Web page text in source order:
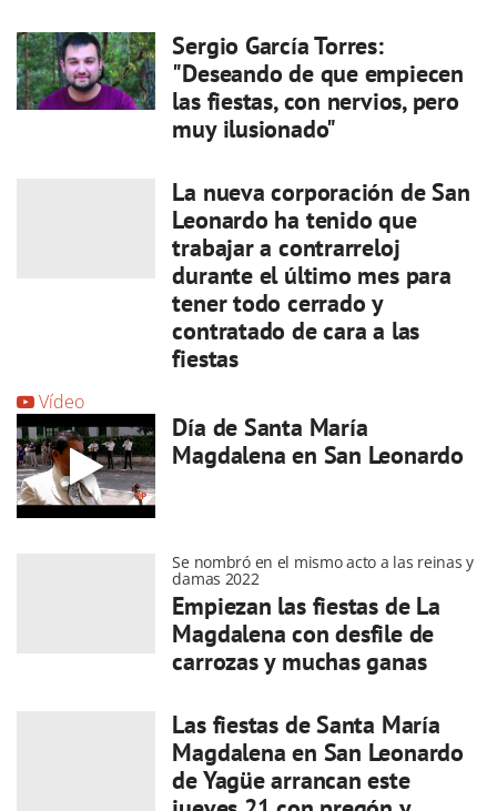
Sergio García Torres:
"Deseando de que empiecen
las fiestas, con nervios, pero
muy ilusionado"
La nueva corporación de San
Leonardo ha tenido que
trabajar a contrarreloj
durante el último mes para
tener todo cerrado y
contratado de cara a las
fiestas
Vídeo
Día de Santa María
Magdalena en San Leonardo
Se nombró en el mismo acto a las reinas y
damas 2022
Empiezan las fiestas de La
Magdalena con desfile de
carrozas y muchas ganas
Las fiestas de Santa María
Magdalena en San Leonardo
de Yagüe arrancan este